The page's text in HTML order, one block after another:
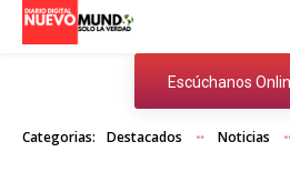
Escúchanos
Categorias: Destacados Noticias